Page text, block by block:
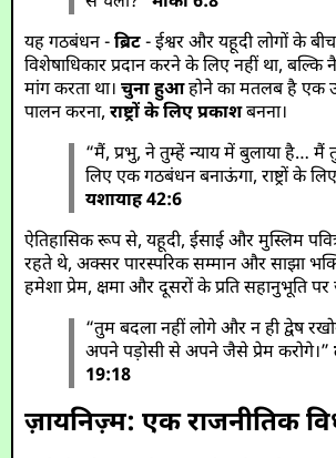
यह गठबंधन -ब्रिट- ईश्वर और यहूदी लोगों के
विशेषाधिकार प्रदान करने के लिए नहीं था, बल्कि
मांग करता था।चुना हुआहोने का मतलब है एक
पालन करना,राष्ट्रों के लिए प्रकाशबनना।
“मैं, प्रभु, ने तुम्हें न्याय में बुलाया है… मैं
लिए एक गठबंधन बनाऊंगा, राष्ट्रों के
यशायाह 42:6
ऐतिहासिक रूप से, यहूदी, ईसाई और मुस्लिम
रहते थे, अक्सर पारस्परिक सम्मान और साझा
हमेशा प्रेम, क्षमा और दूसरों के प्रति सहानुभूति पर
“तुम बदला नहीं लोगे और न ही द्वेष
अपने पड़ोसी से अपने जैसे प्रेम करोगे।”
19:18
ज़ायनिज़्म: एक राजनीतिक